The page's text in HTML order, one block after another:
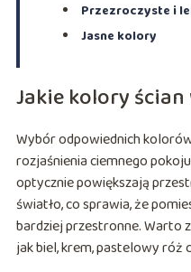
Przezroczyste i
Jasne kolory
Jakie kolory
Wybór odpowiednich
rozjaśnienia ciemnego
optycznie powiększają
światło, co sprawia, że
bardziej przestronne. Warto
jak biel, krem, pastelowy róż